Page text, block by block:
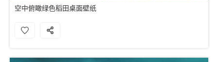
空中俯瞰绿色稻田桌面壁纸